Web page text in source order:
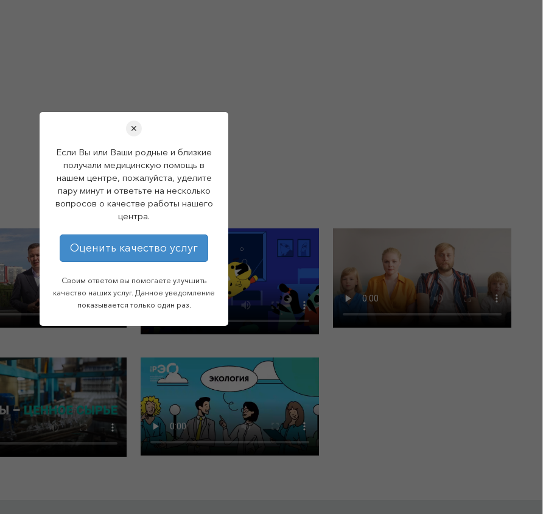
✕
Если Вы или Ваши родные и близкие
получали медицинскую помощь в
нашем центре, пожалуйста, уделите
пару минут и ответьте на несколько
вопросов о качестве работы нашего
центра.
Оценить качество услуг
Своим ответом вы помогаете улучшить
качество наших услуг. Данное уведомление
показывается только один раз.